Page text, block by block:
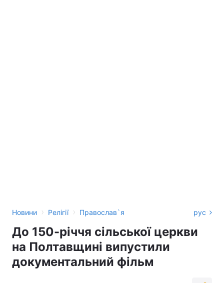
Новини › Релігії › Православ`я рус
До 150-річчя сільської церкви
на Полтавщині випустили
документальний фільм